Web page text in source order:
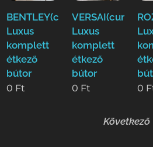
BENTLEY(cur)
Luxus
komplett
étkező
bútor
0 Ft
VERSAI(cur)
Luxus
komplett
étkező
bútor
0 Ft 0
Következő